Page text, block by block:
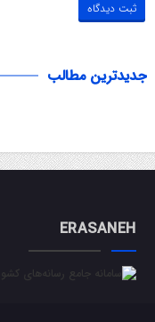
جدیدترین مطالب
ERASANEH